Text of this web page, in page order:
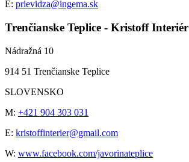
E: prievidza@ingema.sk
Trenčianske Teplice - Kristoff Interiér
Nádražná 10
914 51 Trenčianske Teplice
SLOVENSKO
M: +421 904 303 031
E: kristoffinterier@gmail.com
W: www.facebook.com/javorinateplice